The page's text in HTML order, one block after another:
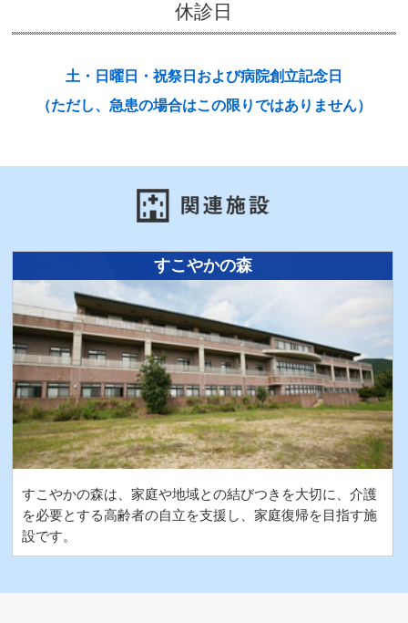
休診日
土・日曜日・祝祭日および病院創立記念日
（ただし、急患の場合はこの限りではありません）
すこやかの森
すこやかの森は、家庭や地域との結びつきを大切に、介護
を必要とする高齢者の自立を支援し、家庭復帰を目指す施
設です。